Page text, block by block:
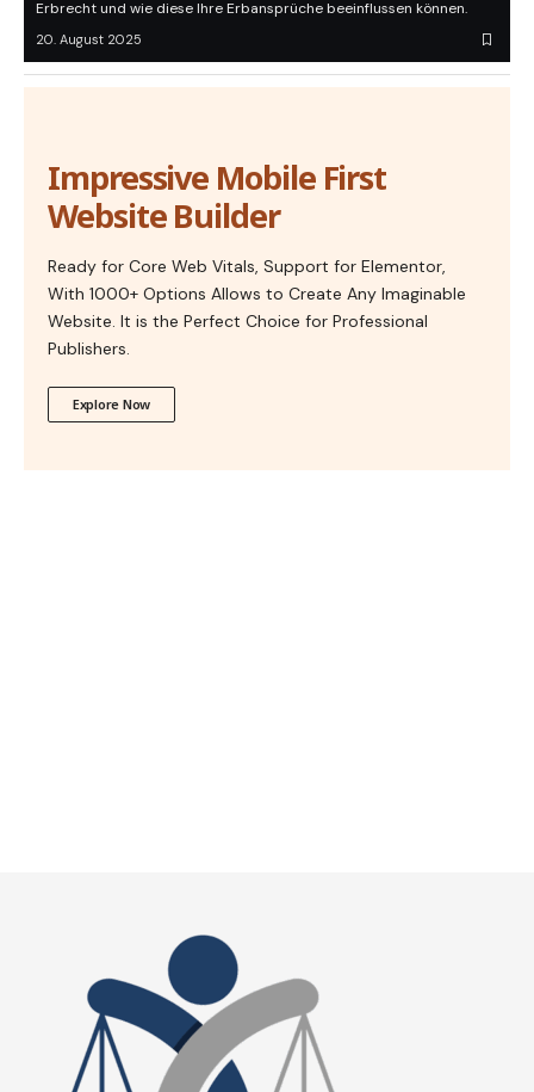
Erbrecht und wie diese Ihre Erbansprüche beeinflussen können.
20. August 2025
Impressive Mobile First
Website Builder
Ready for Core Web Vitals, Support for Elementor,
With 1000+ Options Allows to Create Any Imaginable
Website. It is the Perfect Choice for Professional
Publishers.
Explore Now